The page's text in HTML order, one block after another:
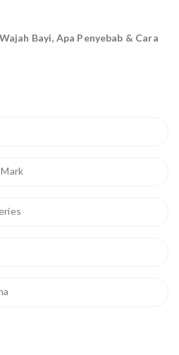
Bayi, Apa Penyebab & Cara